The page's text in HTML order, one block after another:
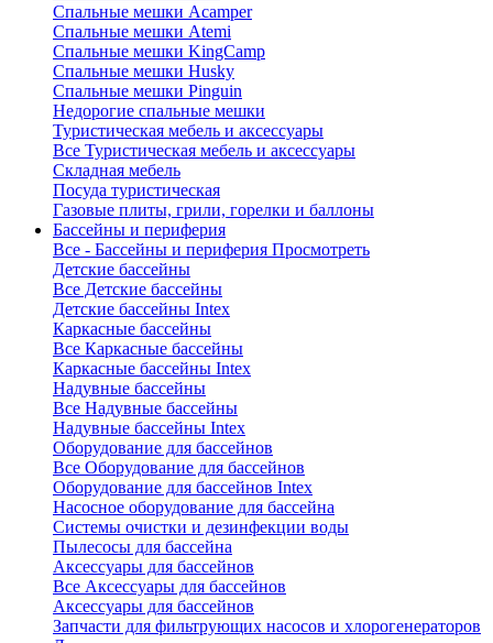
Спальные мешки Acamper
Спальные мешки Atemi
Спальные мешки KingCamp
Спальные мешки Husky
Спальные мешки Pinguin
Недорогие спальные мешки
Туристическая мебель и аксессуары
Все Туристическая мебель и аксессуары
Складная мебель
Посуда туристическая
Газовые плиты, грили, горелки и баллоны
Бассейны и периферия
Все - Бассейны и периферия Просмотреть
Детские бассейны
Все Детские бассейны
Детские бассейны Intex
Каркасные бассейны
Все Каркасные бассейны
Каркасные бассейны Intex
Надувные бассейны
Все Надувные бассейны
Надувные бассейны Intex
Оборудование для бассейнов
Все Оборудование для бассейнов
Оборудование для бассейнов Intex
Насосное оборудование для бассейна
Системы очистки и дезинфекции воды
Пылесосы для бассейна
Аксессуары для бассейнов
Все Аксессуары для бассейнов
Аксессуары для бассейнов
Запчасти для фильтрующих насосов и хлорогенераторов